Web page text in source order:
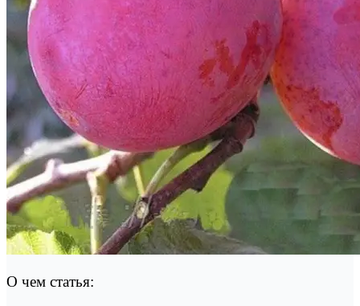
О чем статья: